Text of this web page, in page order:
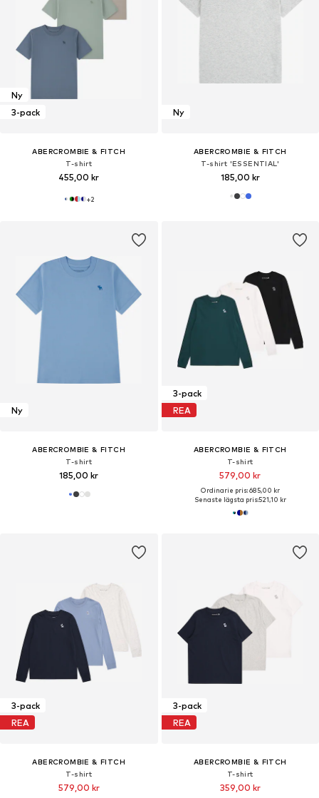
Ny
3-pack
ABERCROMBIE & FITCH
T-shirt
455,00 kr
+2
Ny
ABERCROMBIE & FITCH
T-shirt 'ESSENTIAL'
185,00 kr
Ny
ABERCROMBIE & FITCH
T-shirt
185,00 kr
3-pack
REA
ABERCROMBIE & FITCH
T-shirt
579,00 kr
Ordinarie pris: 685,00 kr
Senaste lägsta pris:521,10 kr
3-pack
REA
ABERCROMBIE & FITCH
T-shirt
579,00 kr
3-pack
REA
ABERCROMBIE & FITCH
T-shirt
359,00 kr